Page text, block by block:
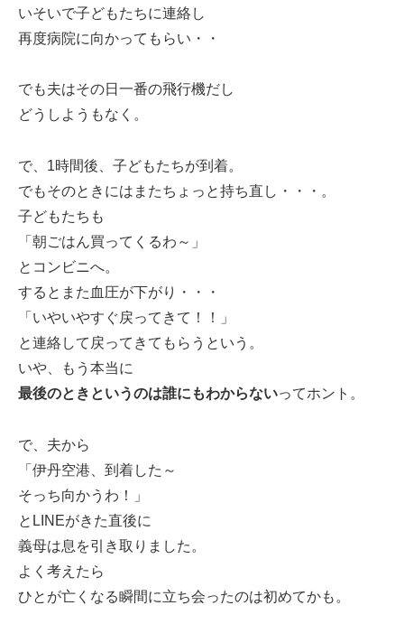
いそいで子どもたちに連絡し
再度病院に向かってもらい・・
でも夫はその日一番の飛行機だし
どうしようもなく。
で、1時間後、子どもたちが到着。
でもそのときにはまたちょっと持ち直し・・・。
子どもたちも
「朝ごはん買ってくるわ～」
とコンビニへ。
するとまた血圧が下がり・・・
「いやいやすぐ戻ってきて！！」
と連絡して戻ってきてもらうという。
いや、もう本当に
最後のときというのは誰にもわからないってホント。
で、夫から
「伊丹空港、到着した～
そっち向かうわ！」
とLINEがきた直後に
義母は息を引き取りました。
よく考えたら
ひとが亡くなる瞬間に立ち会ったのは初めてかも。